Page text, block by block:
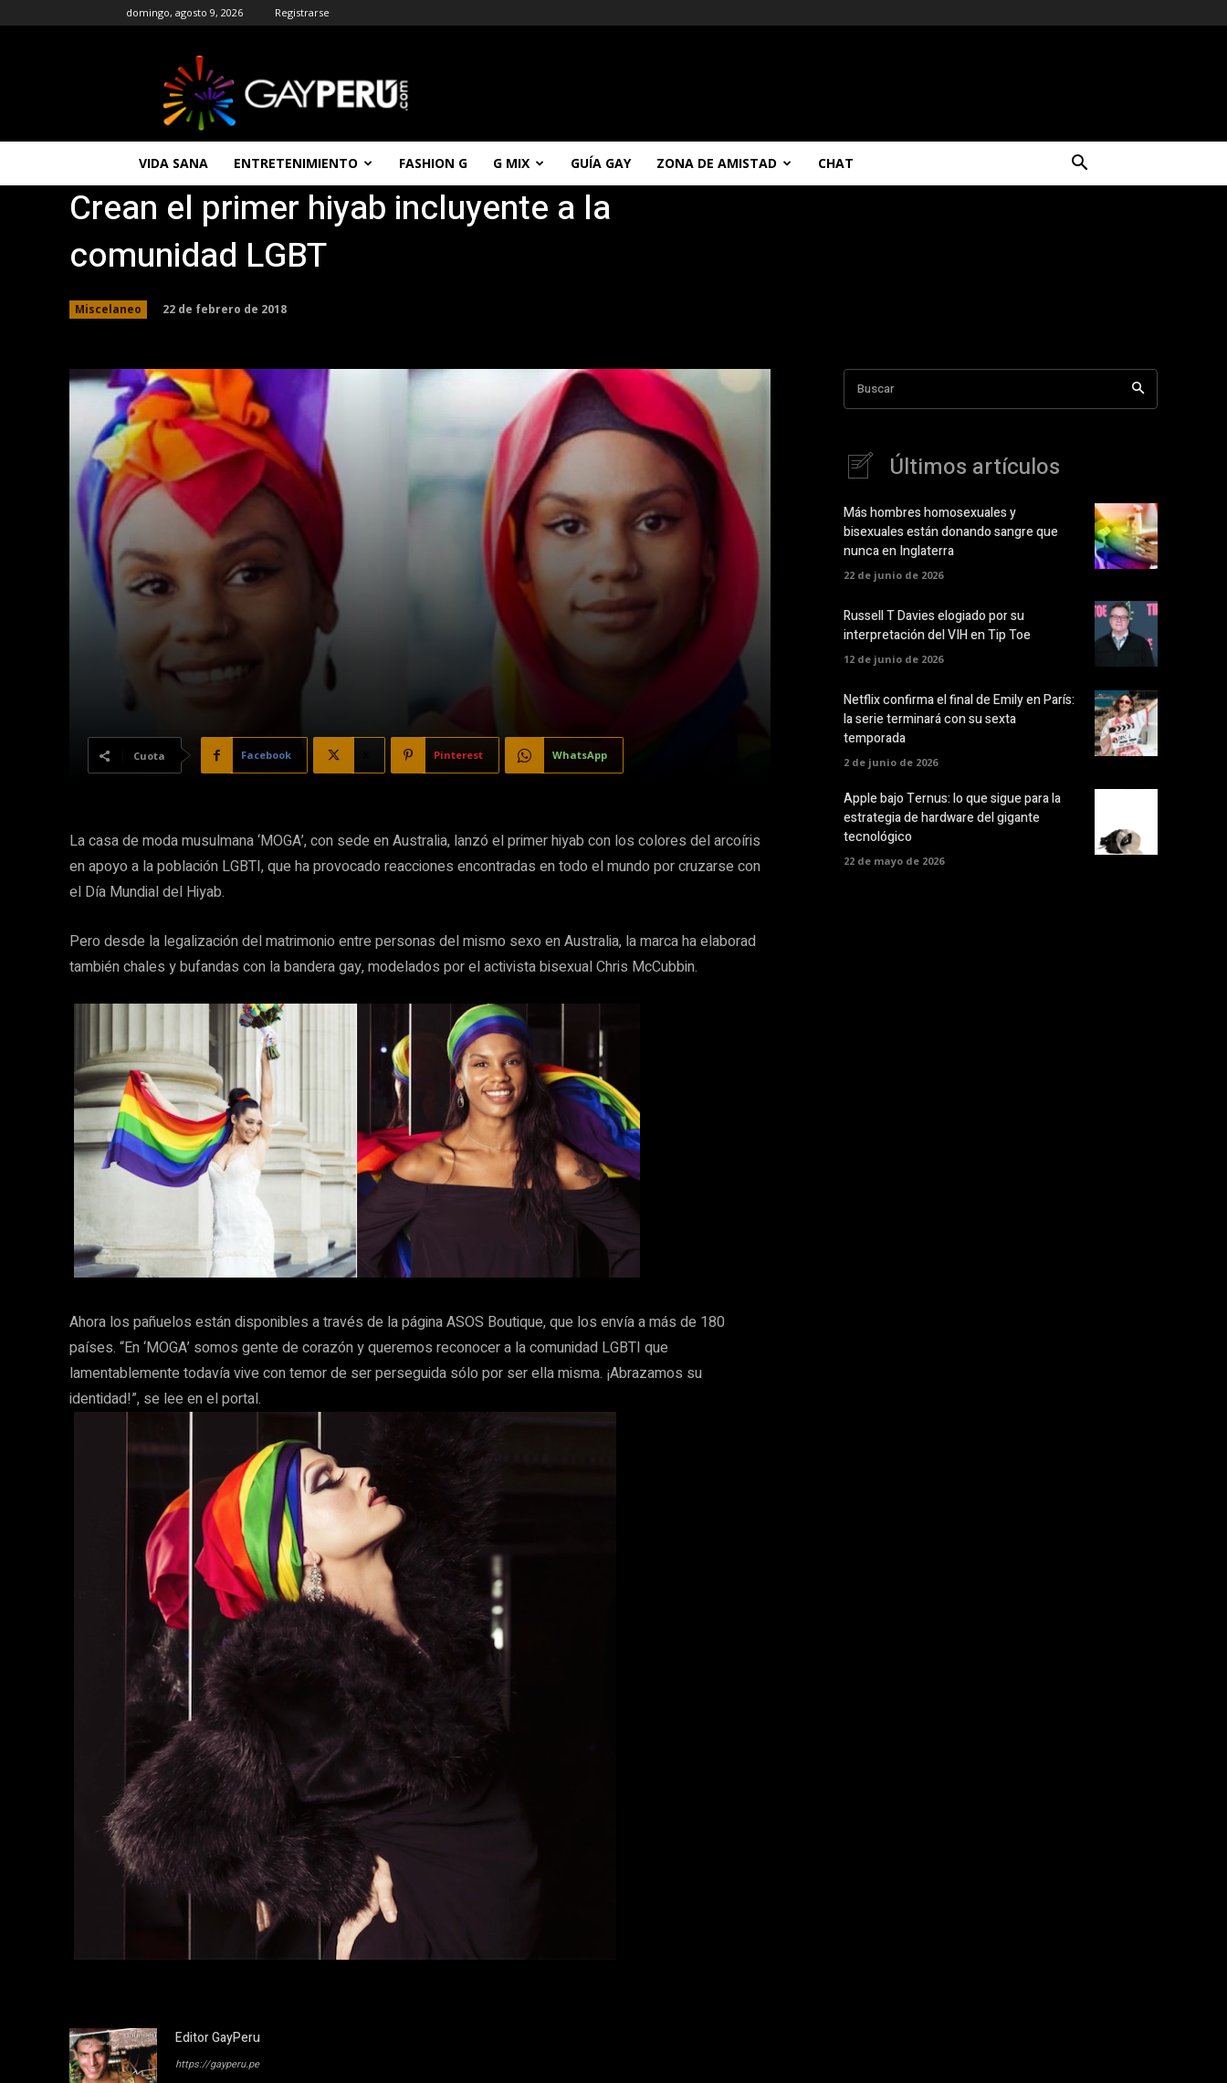
domingo, agosto 9, 2026 Registrarse
|
Entretenimiento
Noticias
Chat
Gratis
Peru
VIDA SANA ENTRETENIMIENTO FASHION G G MIX GUÍA GAY ZONA DE AMISTAD CHAT
Crean el primer hiyab incluyente a la
comunidad LGBT
Miscelaneo 22 de febrero de 2018
Cuota Facebook Pinterest WhatsApp
La casa de moda musulmana ‘MOGA’, con sede en Australia, lanzó el primer hiyab con los colores del arcoíris
en apoyo a la población LGBTI, que ha provocado reacciones encontradas en todo el mundo por cruzarse con
el Día Mundial del Hiyab.
Pero desde la legalización del matrimonio entre personas del mismo sexo en Australia, la marca ha elaborad
también chales y bufandas con la bandera gay, modelados por el activista bisexual Chris McCubbin.
Ahora los pañuelos están disponibles a través de la página ASOS Boutique, que los envía a más de 180
países. “En ‘MOGA’ somos gente de corazón y queremos reconocer a la comunidad LGBTI que
lamentablemente todavía vive con temor de ser perseguida sólo por ser ella misma. ¡Abrazamos su
identidad!”, se lee en el portal.
Editor GayPeru
https://gayperu.pe
Buscar
Últimos artículos
Más hombres homosexuales y
bisexuales están donando sangre que
nunca en Inglaterra
22 de junio de 2026
Russell T Davies elogiado por su
interpretación del VIH en Tip Toe
12 de junio de 2026
Netflix confirma el final de Emily en París:
la serie terminará con su sexta
temporada
2 de junio de 2026
Apple bajo Ternus: lo que sigue para la
estrategia de hardware del gigante
tecnológico
22 de mayo de 2026